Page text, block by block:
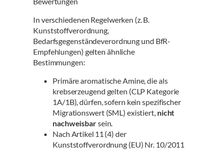
In verschiedenen Regelwerken (z. B.
Kunststoffverordnung,
Bedarfsgegenständeverordnung und BfR-
Empfehlungen) gelten ähnliche
Bestimmungen:
Primäre aromatische Amine, die als
krebserzeugend gelten (CLP Kategorie
1A/1B), dürfen, sofern kein spezifischer
Migrationswert (SML) existiert, nicht
nachweisbarsein.
Nach Artikel 11 (4) der
Kunststoffverordnung (EU) Nr. 10/2011